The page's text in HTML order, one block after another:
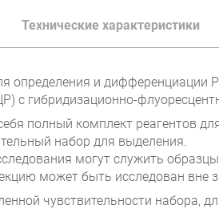
Технические характеристики
определения и
с гибридизационно-
полный комплект реагентов
набор для выделения.
могут служить
может быть исследован вне
чувствительности набора,